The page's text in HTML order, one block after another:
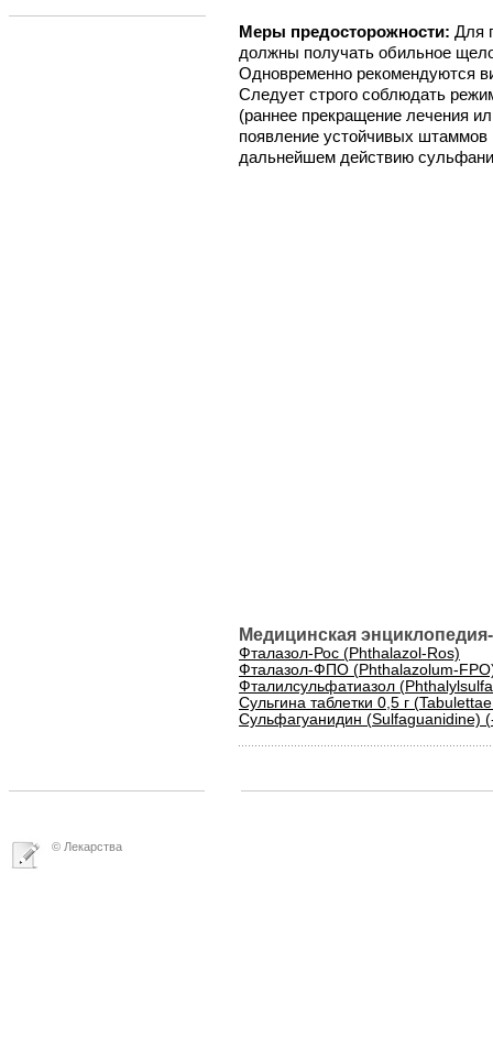
Меры предосторожности: Для
должны получать обильное
Одновременно рекомендуются
Следует строго соблюдать
(раннее прекращение лечения
появление устойчивых
дальнейшем действию
Медицинская
Фталазол-Рос (Phthalazol-Ros)
Фталазол-ФПО (Phthalazolum-
Фталилсульфатиазол
Сульгина таблетки 0,5 г
Сульфагуанидин (Sulfaguanidine)
© Лекарства